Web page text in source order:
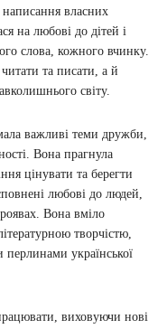
власних
на любові до дітей і
слова, кожного вчинку.
та писати, а й
світу.
важливі теми дружби,
Вона прагнула
цінувати та берегти
любові до людей,
Вона вміло
творчістю,
української
виховуючи нові